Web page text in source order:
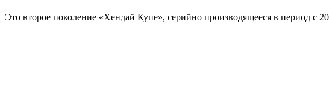
Это второе поколение «Хендай Купе», серийно производящееся в период с